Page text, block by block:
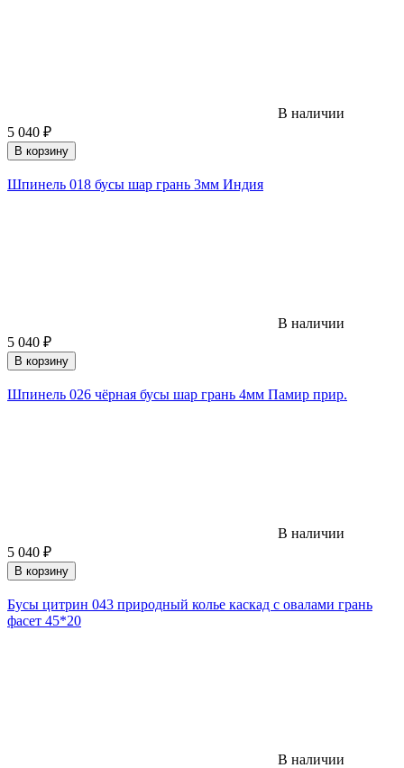
В наличии
5 040 ₽
В корзину
Шпинель 018 бусы шар грань 3мм Индия
В наличии
5 040 ₽
В корзину
Шпинель 026 чёрная бусы шар грань 4мм Памир прир.
В наличии
5 040 ₽
В корзину
Бусы цитрин 043 природный колье каскад с овалами грань
фасет 45*20
В наличии